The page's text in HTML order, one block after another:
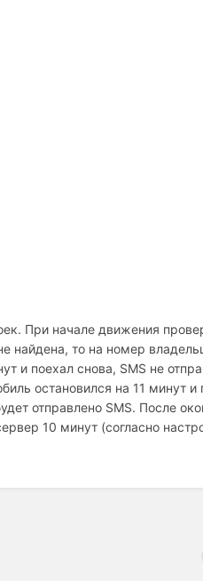
При начале движения
найдена, то на номер
и поехал снова, SMS не
остановился на 11 минут и
отправлено SMS. После
10 минут (согласно